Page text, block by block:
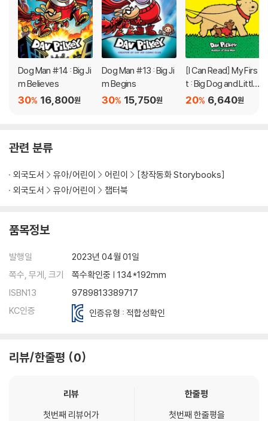
Dog Man #14 : Big Ji
m Believes
16,800원
30%
Dog Man #13 : Big Ji
m Begins
15,750원
30%
[I Can Read] My Firs
t : Big Dog and Little
Dog Going for a Wal
6,640원
20%
관련 분류
외국도서 유아/어린이 어린이
[창작동화 Storybooks]
외국도서
유아/어린이 챕터북
품목정보
발행일
2023년 04월 01일
쪽수, 무게, 크기
쪽수확인중 | 134*192mm
ISBN13
9789813389717
KC인증
인증유형 : 적합성확인
리뷰/한줄평 0
리뷰
첫번째 리뷰어가
한줄평
첫번째 한줄평을